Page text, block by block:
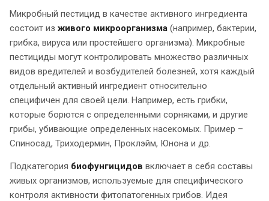
Микробный пестицид в качестве активного ингредиента
состоит из живого микроорганизма (например, бактерии,
грибка, вируса или простейшего организма). Микробные
пестициды могут контролировать множество различных
видов вредителей и возбудителей болезней, хотя каждый
отдельный активный ингредиент относительно
специфичен для своей цели. Например, есть грибки,
которые борются с определенными сорняками, и другие
грибы, убивающие определенных насекомых. Пример –
Спиносад, Триходермин, Проклэйм, Юнона и др.
Подкатегория биофунгицидов включает в себя составы
живых организмов, используемые для специфического
контроля активности фитопатогенных грибов. Идея